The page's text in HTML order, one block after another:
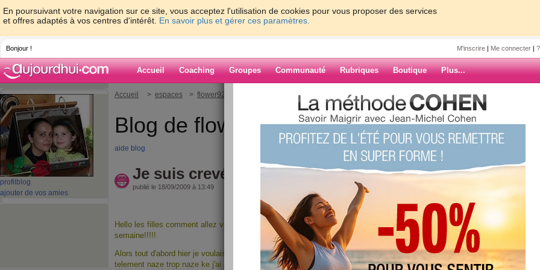
En poursuivant votre navigation sur ce site, vous acceptez l'utilisation de cookies pour vous proposer des services
et offres adaptés à vos centres d'intérêt. En savoir plus et gérer ces paramètres.
Bonjour ! M'inscrire | Me connecter |
Accueil Coaching Groupes Communauté Rubriques Boutique Plus...
profil blog
ajouter de vos amies
Accueil > espaces > flower92
Blog de flower92
aide blog
Je suis crevée !!!!
publié le 18/09/2009 à 13:49
Hello les filles comment allez vous et oui aujourd'hui dernier jour de la
semaine!!!!!
Alors tout d'abord hier je voulais allez faire un tour sur l'ordi mais j'etais
telement naze trop naze ke j'ai ouvert mes mails er refermer l'ordi a 21h c pas
ARCHIVES